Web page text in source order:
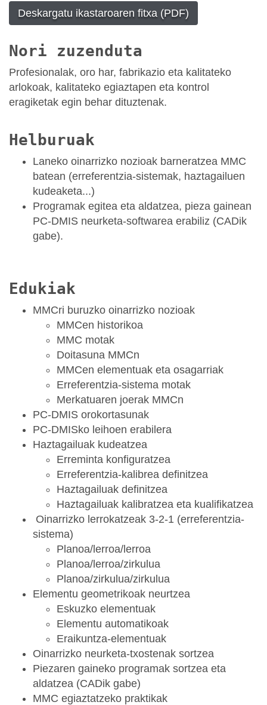
Deskargatu ikastaroaren fitxa (PDF)
Nori zuzenduta
Profesionalak, oro har, fabrikazio eta kalitateko
arlokoak, kalitateko egiaztapen eta kontrol
eragiketak egin behar dituztenak.
Helburuak
Laneko oinarrizko nozioak barneratzea MMC
batean (erreferentzia-sistemak, haztagailuen
kudeaketa...)
Programak egitea eta aldatzea, pieza gainean
PC-DMIS neurketa-softwarea erabiliz (CADik
gabe).
Edukiak
MMCri buruzko oinarrizko nozioak
MMCen historikoa
MMC motak
Doitasuna MMCn
MMCen elementuak eta osagarriak
Erreferentzia-sistema motak
Merkatuaren joerak MMCn
PC-DMIS orokortasunak
PC-DMISko leihoen erabilera
Haztagailuak kudeatzea
Erreminta konfiguratzea
Erreferentzia-kalibrea definitzea
Haztagailuak definitzea
Haztagailuak kalibratzea eta kualifikatzea
Oinarrizko lerrokatzeak 3-2-1 (erreferentzia-
sistema)
Planoa/lerroa/lerroa
Planoa/lerroa/zirkulua
Planoa/zirkulua/zirkulua
Elementu geometrikoak neurtzea
Eskuzko elementuak
Elementu automatikoak
Eraikuntza-elementuak
Oinarrizko neurketa-txostenak sortzea
Piezaren gaineko programak sortzea eta
aldatzea (CADik gabe)
MMC egiaztatzeko praktikak